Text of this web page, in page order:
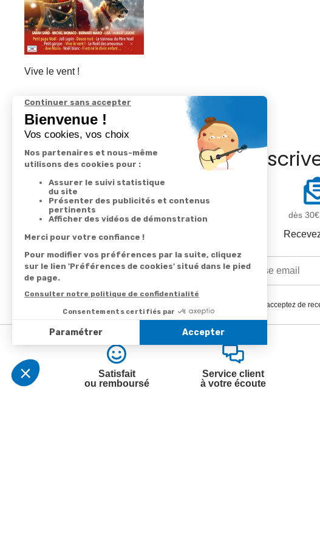
Vive le vent !
dès
En renseignant votre adresse email vous acceptez de
Satisfait
ou remboursé
Service client
à votre écoute